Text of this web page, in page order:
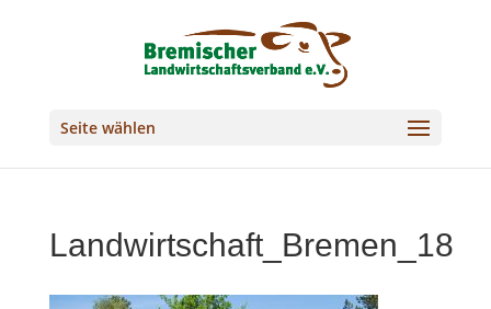
Seite wählen
Landwirtschaft_Bremen_18